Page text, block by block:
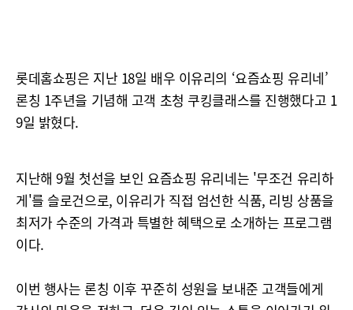
롯데홈쇼핑은 지난 18일 배우 이유리의 ‘요즘쇼핑 유리네’
론칭 1주년을 기념해 고객 초청 쿠킹클래스를 진행했다고 1
9일 밝혔다.
지난해 9월 첫선을 보인 요즘쇼핑 유리네는 '무조건 유리하
게'를 슬로건으로, 이유리가 직접 엄선한 식품, 리빙 상품을
최저가 수준의 가격과 특별한 혜택으로 소개하는 프로그램
이다.
이번 행사는 론칭 이후 꾸준히 성원을 보내준 고객들에게